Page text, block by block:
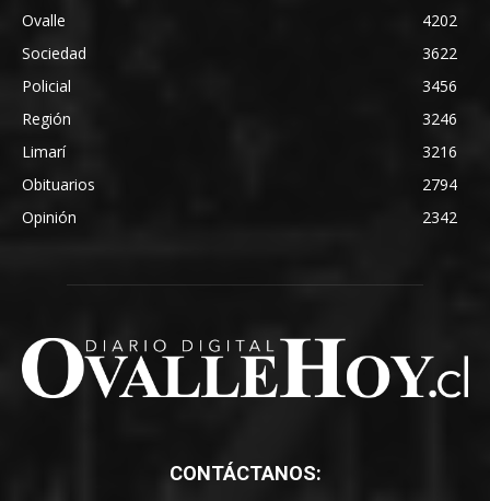
Ovalle
4202
Sociedad
3622
Policial
3456
Región
3246
Limarí
3216
Obituarios
2794
Opinión
2342
CONTÁCTANOS: